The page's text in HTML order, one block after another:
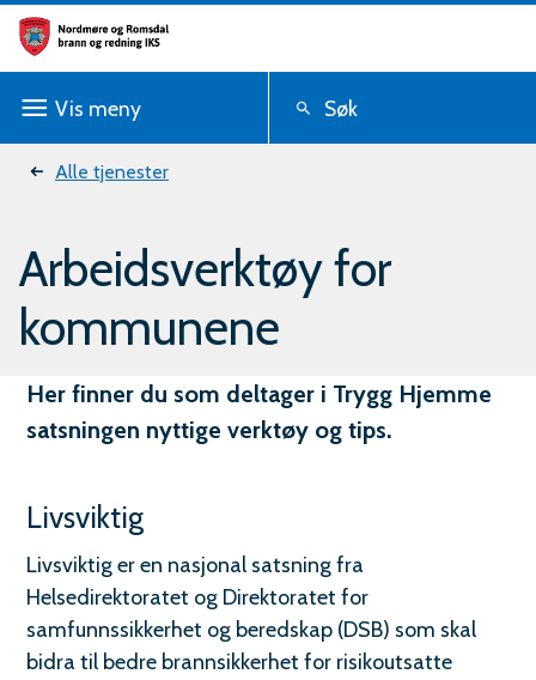
o
ø
r
e
o
g
m
s
Søk
Vis meny
Du
her:
Alle tjenester
Arbeidsverktøy for
kommunene
Her finner du som deltager i Trygg Hjemme
satsningen nyttige verktøy og tips.
Livsviktig
Livsviktig er en nasjonal satsning fra
Helsedirektoratet og Direktoratet for
samfunnssikkerhet og beredskap (DSB) som skal
bidra til bedre brannsikkerhet for risikoutsatte